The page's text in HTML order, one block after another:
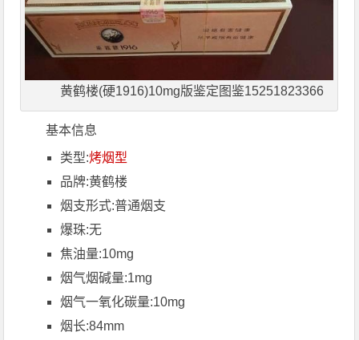
黄鹤楼(硬1916)10mg版鉴定图鉴15251823366
基本信息
类型:烤烟型
品牌:黄鹤楼
烟支形式:普通烟支
爆珠:无
焦油量:10mg
烟气烟碱量:1mg
烟气一氧化碳量:10mg
烟长:84mm